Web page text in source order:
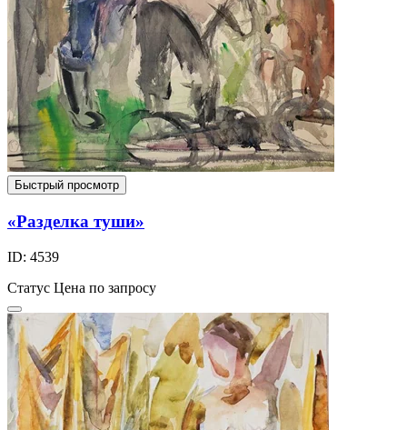
Быстрый просмотр
«Разделка туши»
ID: 4539
Статус Цена по запросу